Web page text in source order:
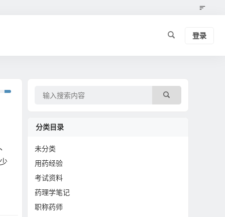
登录
分类目录
未分类
用药经验
考试资料
药理学笔记
职称药师